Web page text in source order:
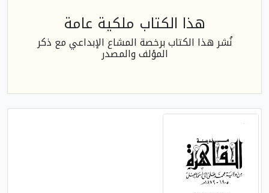
هذا الكتاب ملكية عامة
نُشر هذا الكتاب برخصة المشاع الإبداعي مع ذكر
المؤلف والمصدر